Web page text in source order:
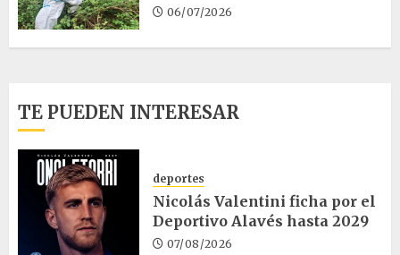
06/07/2026
TE PUEDEN INTERESAR
deportes
Nicolás Valentini ficha por el
Deportivo Alavés hasta 2029
07/08/2026